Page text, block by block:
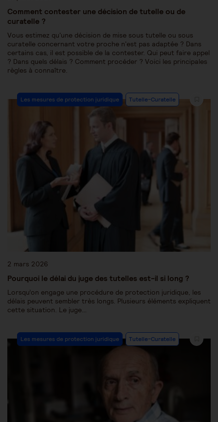
Comment contester une décision de tutelle ou de
curatelle ?
Vous estimez qu'une décision de mise sous tutelle ou sous
curatelle concernant votre proche n'est pas adaptée ? Dans
certains cas, il est possible de la contester. Qui peut faire appel
? Dans quels délais ? Comment procéder ? Voici les principales
règles à connaître.
Les mesures de protection juridique Tutelle-Curatelle
2 mars 2026
Pourquoi le délai du juge des tutelles est-il si long ?
Lorsqu’on engage une procédure de protection juridique, les
délais peuvent sembler très longs. Plusieurs éléments expliquent
cette situation. Le juge…
Les mesures de protection juridique Tutelle-Curatelle